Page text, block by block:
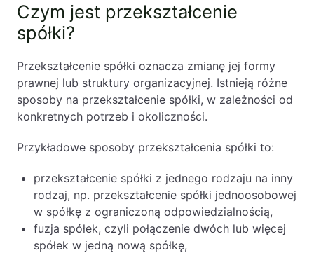
Czym jest przekształcenie
spółki?
Przekształcenie spółki oznacza zmianę jej formy
prawnej lub struktury organizacyjnej. Istnieją różne
sposoby na przekształcenie spółki, w zależności od
konkretnych potrzeb i okoliczności.
Przykładowe sposoby przekształcenia spółki to:
przekształcenie spółki z jednego rodzaju na inny
rodzaj, np. przekształcenie spółki jednoosobowej
w spółkę z ograniczoną odpowiedzialnością,
fuzja spółek, czyli połączenie dwóch lub więcej
spółek w jedną nową spółkę,